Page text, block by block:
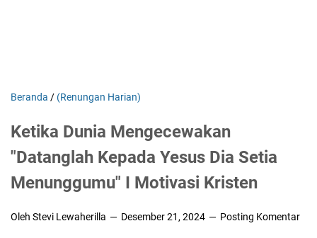
Beranda / (Renungan Harian)
Ketika Dunia Mengecewakan
"Datanglah Kepada Yesus Dia Setia
Menunggumu" I Motivasi Kristen
Oleh Stevi Lewaherilla Desember 21, 2024 Posting Komentar